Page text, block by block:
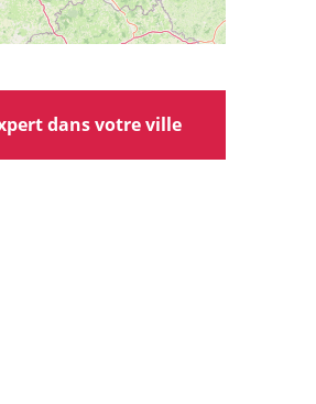
dans votre ville